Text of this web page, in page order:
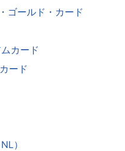
ゴールド・カード
カード
ード
）